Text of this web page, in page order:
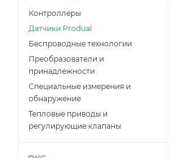
Контроллеры
Датчики Produal
Беспроводные технологии
Преобразователи и
принадлежности
Специальные измерения и
обнаружение
Тепловые приводы и
регулирующие клапаны